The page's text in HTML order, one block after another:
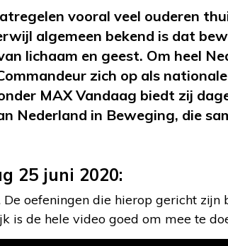
vooral veel ouderen
algemeen bekend is dat
lichaam en geest. Om heel
zich op als
MAX Vandaag biedt zij
Nederland in Beweging, die
25 juni 2020:
oefeningen die hierop gericht
is de hele video goed om mee te